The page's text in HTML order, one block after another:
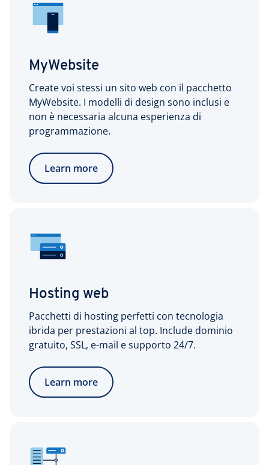
MyWebsite
Create voi stessi un sito web con il pacchetto
MyWebsite. I modelli di design sono inclusi e
non è necessaria alcuna esperienza di
programmazione.
Learn more
Hosting web
Pacchetti di hosting perfetti con tecnologia
ibrida per prestazioni al top. Include dominio
gratuito, SSL, e-mail e supporto 24/7.
Learn more